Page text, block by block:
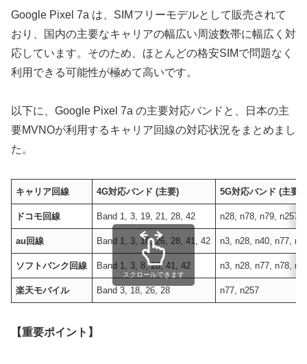
Google Pixel 7a は、SIMフリーモデルとして販売されて
おり、国内の主要なキャリアの幅広い周波数帯に幅広く対
応しています。そのため、ほとんどの格安SIMで問題なく
利用できる可能性が極めて高いです。
以下に、Google Pixel 7a の主要対応バンドと、日本の主
要MVNOが利用するキャリア回線の対応状況をまとめまし
た。
キャリア回線 4G対応バンド (主要) 5G対応バンド (主要)
ドコモ回線 Band 1, 3, 19, 21, 28, 42 n28, n78, n79, n257
au回線 Band 1, 3, 18, 26, 28, 41, 42 n3, n28, n40, n77,
ソフトバンク回線 Band 1, 3, 8, 28, 41, 42 n3, n28, n77, n78,
楽天モバイル Band 3, 18, 26, 28 n77, n257
スクロールできます
【重要ポイント】